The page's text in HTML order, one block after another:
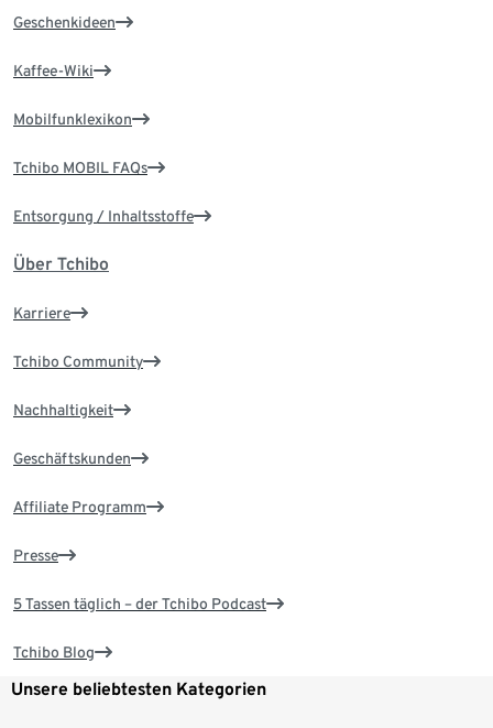
Geschenkideen
Kaffee-Wiki
Mobilfunklexikon
Tchibo MOBIL FAQs
Entsorgung / Inhaltsstoffe
Über Tchibo
Karriere
Tchibo Community
Nachhaltigkeit
Geschäftskunden
Affiliate Programm
Presse
5 Tassen täglich – der Tchibo Podcast
Tchibo Blog
Unsere beliebtesten Kategorien